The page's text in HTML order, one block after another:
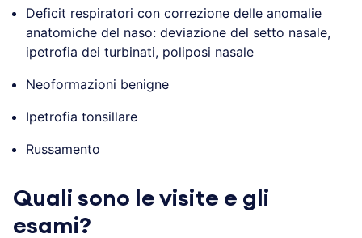
Deficit respiratori con correzione delle anomalie
anatomiche del naso: deviazione del setto nasale,
ipetrofia dei turbinati, poliposi nasale
Neoformazioni benigne
Ipetrofia tonsillare
Russamento
Quali sono le visite e gli
esami?